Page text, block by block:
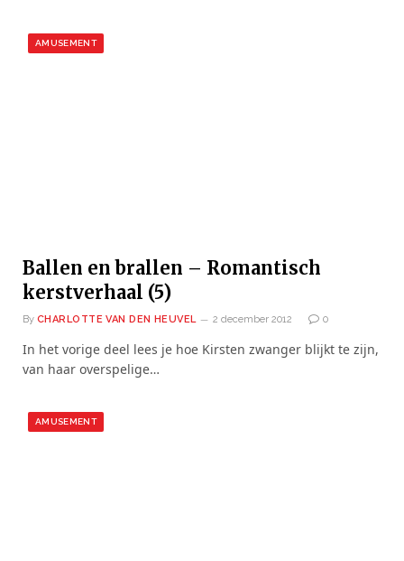
AMUSEMENT
Ballen en brallen – Romantisch
kerstverhaal (5)
By CHARLOTTE VAN DEN HEUVEL 2 december 2012 0
In het vorige deel lees je hoe Kirsten zwanger blijkt te zijn,
van haar overspelige…
AMUSEMENT